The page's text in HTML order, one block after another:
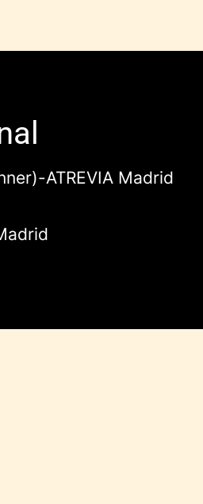
ATREVIA Madrid